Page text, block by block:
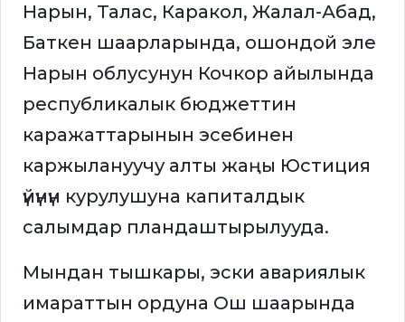
Нарын, Талас, Каракол, Жалал-Абад,
Баткен шаарларында, ошондой эле
Нарын облусунун Кочкор айылында
республикалык бюджеттин
каражаттарынын эсебинен
каржылануучу алты жаңы Юстиция
үйүнүн курулушуна капиталдык
салымдар пландаштырылууда.
Мындан тышкары, эски авариялык
имараттын ордуна Ош шаарында